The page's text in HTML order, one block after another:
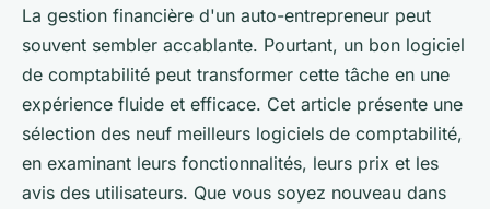
La gestion financière d'un auto-entrepreneur peut
souvent sembler accablante. Pourtant, un bon logiciel
de comptabilité peut transformer cette tâche en une
expérience fluide et efficace. Cet article présente une
sélection des neuf meilleurs logiciels de comptabilité,
en examinant leurs fonctionnalités, leurs prix et les
avis des utilisateurs. Que vous soyez nouveau dans